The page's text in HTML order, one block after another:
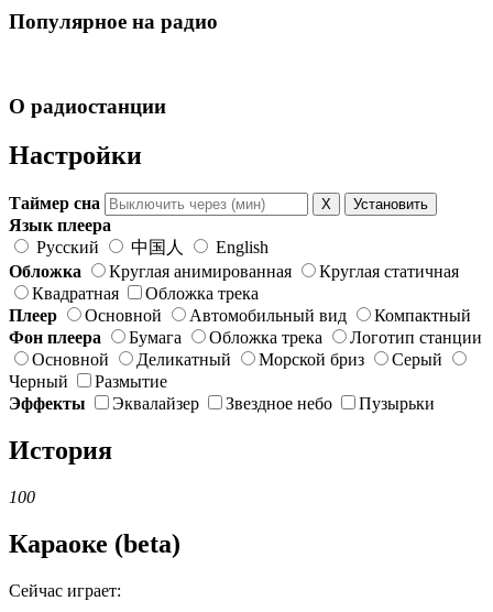
Популярное на радио
О радиостанции
Настройки
Таймер сна X Установить
Язык плеера
Русский
中国人
English
Обложка
Круглая анимированная
Круглая статичная
Квадратная
Обложка трека
Плеер
Основной Автомобильный вид
Компактный
Фон плеера
Бумага Обложка трека
Логотип станции
Основной
Деликатный Морской бриз
Серый
Черный
Размытие
Эффекты
Эквалайзер Звездное небо Пузырьки
История
100
Караоке (beta)
Сейчас играет: